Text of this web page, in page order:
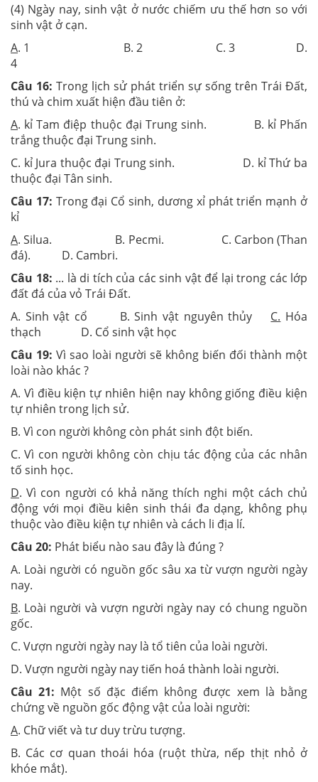
(4) Ngày nay, sinh vật ở nước chiếm ưu thế hơn so với
sinh vật ở cạn.
A. 1 B. 2 C. 3 D.
4
Câu 16: Trong lịch sử phát triển sự sống trên Trái Đất,
thú và chim xuất hiện đầu tiên ở:
A. kỉ Tam điệp thuộc đại Trung sinh. B. kỉ Phấn
trắng thuộc đại Trung sinh.
C. kỉ Jura thuộc đại Trung sinh. D. kỉ Thứ ba
thuộc đại Tân sinh.
Câu 17: Trong đại Cổ sinh, dương xỉ phát triển mạnh ở
kỉ
A. Silua. B. Pecmi. C. Carbon (Than
đá). D. Cambri.
Câu 18: ... là di tích của các sinh vật để lại trong các lớp
đất đá của vỏ Trái Đất.
A. Sinh vật cổ B. Sinh vật nguyên thủy C. Hóa
thạch D. Cổ sinh vật học
Câu 19: Vì sao loài người sẽ không biến đối thành một
loài nào khác ?
A. Vì điều kiện tự nhiên hiện nay không giống điều kiện
tự nhiên trong lịch sử.
B. Vì con người không còn phát sinh đột biến.
C. Vì con người không còn chịu tác động của các nhân
tố sinh học.
D. Vì con người có khả năng thích nghi một cách chủ
động với mọi điều kiên sinh thái đa dạng, không phụ
thuộc vào điều kiện tự nhiên và cách li địa lí.
Câu 20: Phát biểu nào sau đây là đúng ?
A. Loài người có nguồn gốc sâu xa từ vượn người ngày
nay.
B. Loài người và vượn người ngày nay có chung nguồn
gốc.
C. Vượn người ngày nay là tổ tiên của loài người.
D. Vượn người ngày nay tiến hoá thành loài người.
Câu 21: Một số đặc điểm không được xem là bằng
chứng về nguồn gốc động vật của loài người:
A. Chữ viết và tư duy trừu tượng.
B. Các cơ quan thoái hóa (ruột thừa, nếp thịt nhỏ ở
khóe mắt).